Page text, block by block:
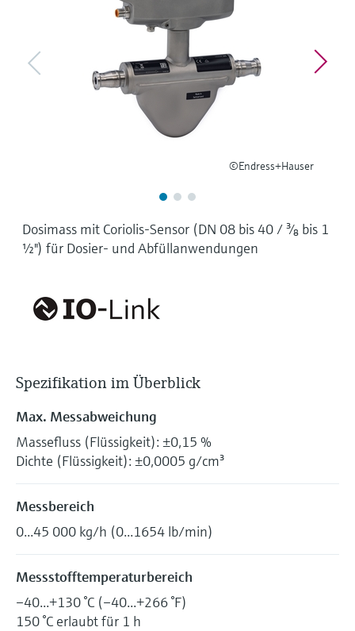
Produktspezifische Informationen und
Dokumente finden
Ersatzteile anhand von Produktwurzel,
Bestellcode oder Seriennummer finden
Füllstandsmessung
Füllstandsmessung Druck
Alle ansehen
Analysatoren für Härte, Eisen,
Aluminium & Chromat
Prozessphotometer
Mikrowellentransmission
©Endress+Hauser
Dosimass mit Coriolis-Sensor (DN 08 bis 40 / ³⁄₈ bis 1
½") für Dosier- und Abfüllanwendungen
Spezifikation im Überblick
Max. Messabweichung
Massefluss (Flüssigkeit): ±0,15 %
Dichte (Flüssigkeit): ±0,0005 g/cm³
Messbereich
0...45 000 kg/h (0...1654 lb/min)
Messstofftemperaturbereich
–40...+130 °C (–40...+266 °F)
150 °C erlaubt für 1 h